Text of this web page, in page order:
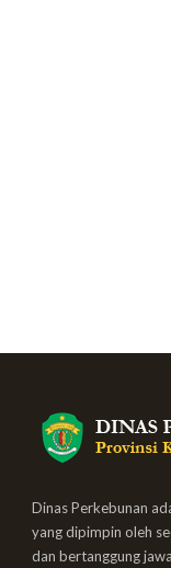
Dinas Perkebunan
yang dipimpin oleh
dan bertanggung